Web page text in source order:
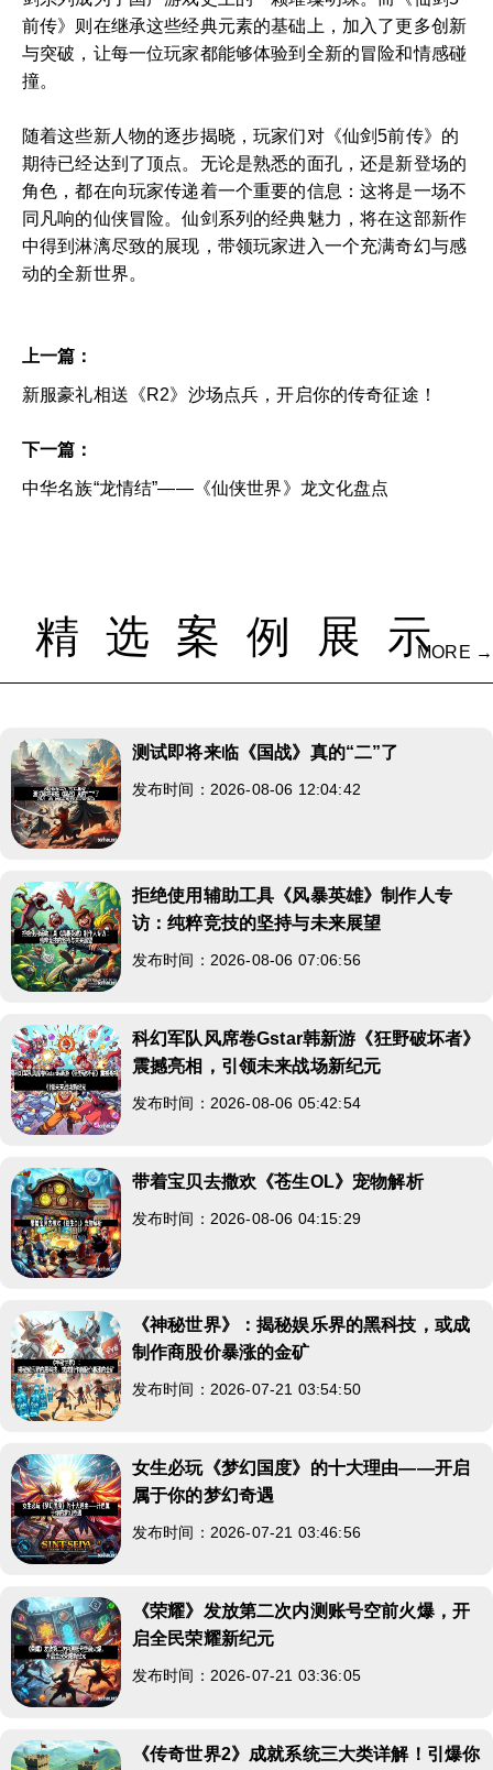
前传》则在继承这些经典元素的基础上，加入了更多创新
与突破，让每一位玩家都能够体验到全新的冒险和情感碰
撞。
随着这些新人物的逐步揭晓，玩家们对《仙剑5前传》的
期待已经达到了顶点。无论是熟悉的面孔，还是新登场的
角色，都在向玩家传递着一个重要的信息：这将是一场不
同凡响的仙侠冒险。仙剑系列的经典魅力，将在这部新作
中得到淋漓尽致的展现，带领玩家进入一个充满奇幻与感
动的全新世界。
上一篇：
新服豪礼相送《R2》沙场点兵，开启你的传奇征途！
下一篇：
中华名族“龙情结”——《仙侠世界》龙文化盘点
精选案例展示MORE →
测试即将来临《国战》真的“二”了
发布时间：2026-08-06 12:04:42
拒绝使用辅助工具《风暴英雄》制作人专
访：纯粹竞技的坚持与未来展望
发布时间：2026-08-06 07:06:56
科幻军队风席卷Gstar韩新游《狂野破坏者》
震撼亮相，引领未来战场新纪元
发布时间：2026-08-06 05:42:54
带着宝贝去撒欢《苍生OL》宠物解析
发布时间：2026-08-06 04:15:29
《神秘世界》：揭秘娱乐界的黑科技，或成
制作商股价暴涨的金矿
发布时间：2026-07-21 03:54:50
女生必玩《梦幻国度》的十大理由——开启
属于你的梦幻奇遇
发布时间：2026-07-21 03:46:56
《荣耀》发放第二次内测账号空前火爆，开
启全民荣耀新纪元
发布时间：2026-07-21 03:36:05
《传奇世界2》成就系统三大类详解！引爆你